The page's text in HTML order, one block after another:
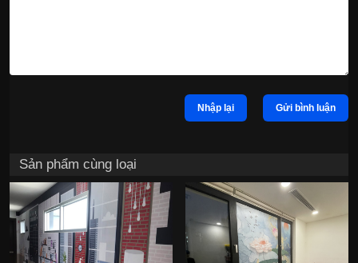
Nhập lại Gửi bình luận
Sản phẩm cùng loại